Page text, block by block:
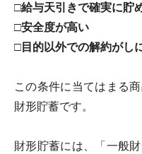
□給与天引きで確実に貯
□安全度が高い
□目的以外での解約がし
この条件に当てはまる
財形貯蓄です。
財形貯蓄には、「一般